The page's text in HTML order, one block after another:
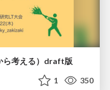
ら考える）draft版
1 350